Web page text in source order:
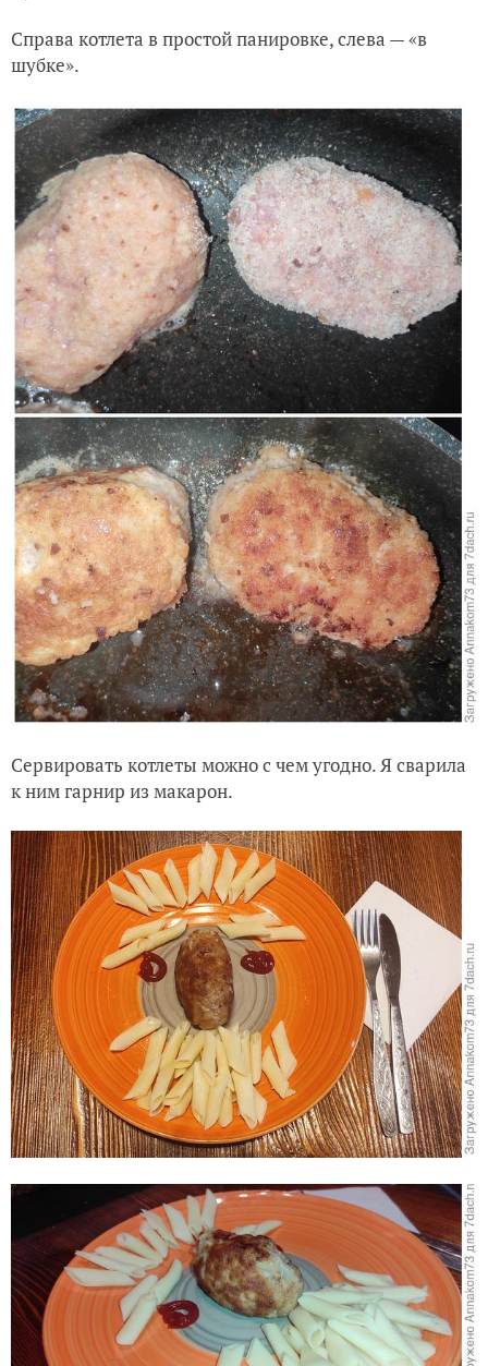
Справа котлета в простой панировке, слева — «в
шубке».
Сервировать котлеты можно с чем угодно. Я сварила
к ним гарнир из макарон.